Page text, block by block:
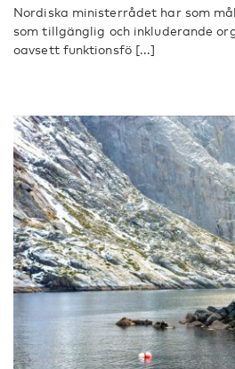
Nordiska ministerrådet har som
som tillgänglig och inkluderande
oavsett funktionsfö [...]